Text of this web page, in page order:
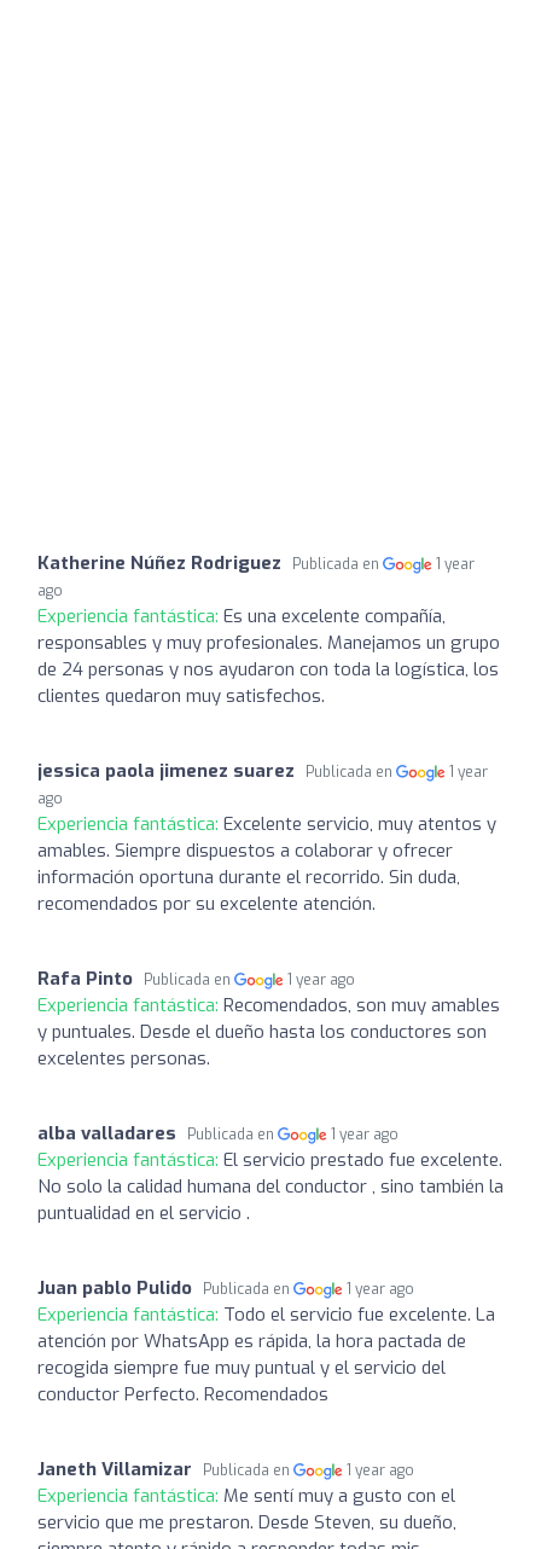
Katherine Núñez Rodriguez Publicada en
1 year
ago
Experiencia fantástica: Es una excelente compañía,
responsables y muy profesionales. Manejamos un grupo
de 24 personas y nos ayudaron con toda la logística, los
clientes quedaron muy satisfechos.
jessica paola jimenez suarez Publicada en
1 year
ago
Experiencia fantástica: Excelente servicio, muy atentos y
amables. Siempre dispuestos a colaborar y ofrecer
información oportuna durante el recorrido. Sin duda,
recomendados por su excelente atención.
Rafa Pinto Publicada en 1 year ago
Experiencia fantástica: Recomendados, son muy amables
y puntuales. Desde el dueño hasta los conductores son
excelentes personas.
alba valladares Publicada en 1 year ago
Experiencia fantástica: El servicio prestado fue excelente.
No solo la calidad humana del conductor , sino también la
puntualidad en el servicio .
Juan pablo Pulido Publicada en 1 year ago
Experiencia fantástica: Todo el servicio fue excelente. La
atención por WhatsApp es rápida, la hora pactada de
recogida siempre fue muy puntual y el servicio del
conductor Perfecto. Recomendados
Janeth Villamizar Publicada en 1 year ago
Experiencia fantástica: Me sentí muy a gusto con el
servicio que me prestaron. Desde Steven, su dueño,